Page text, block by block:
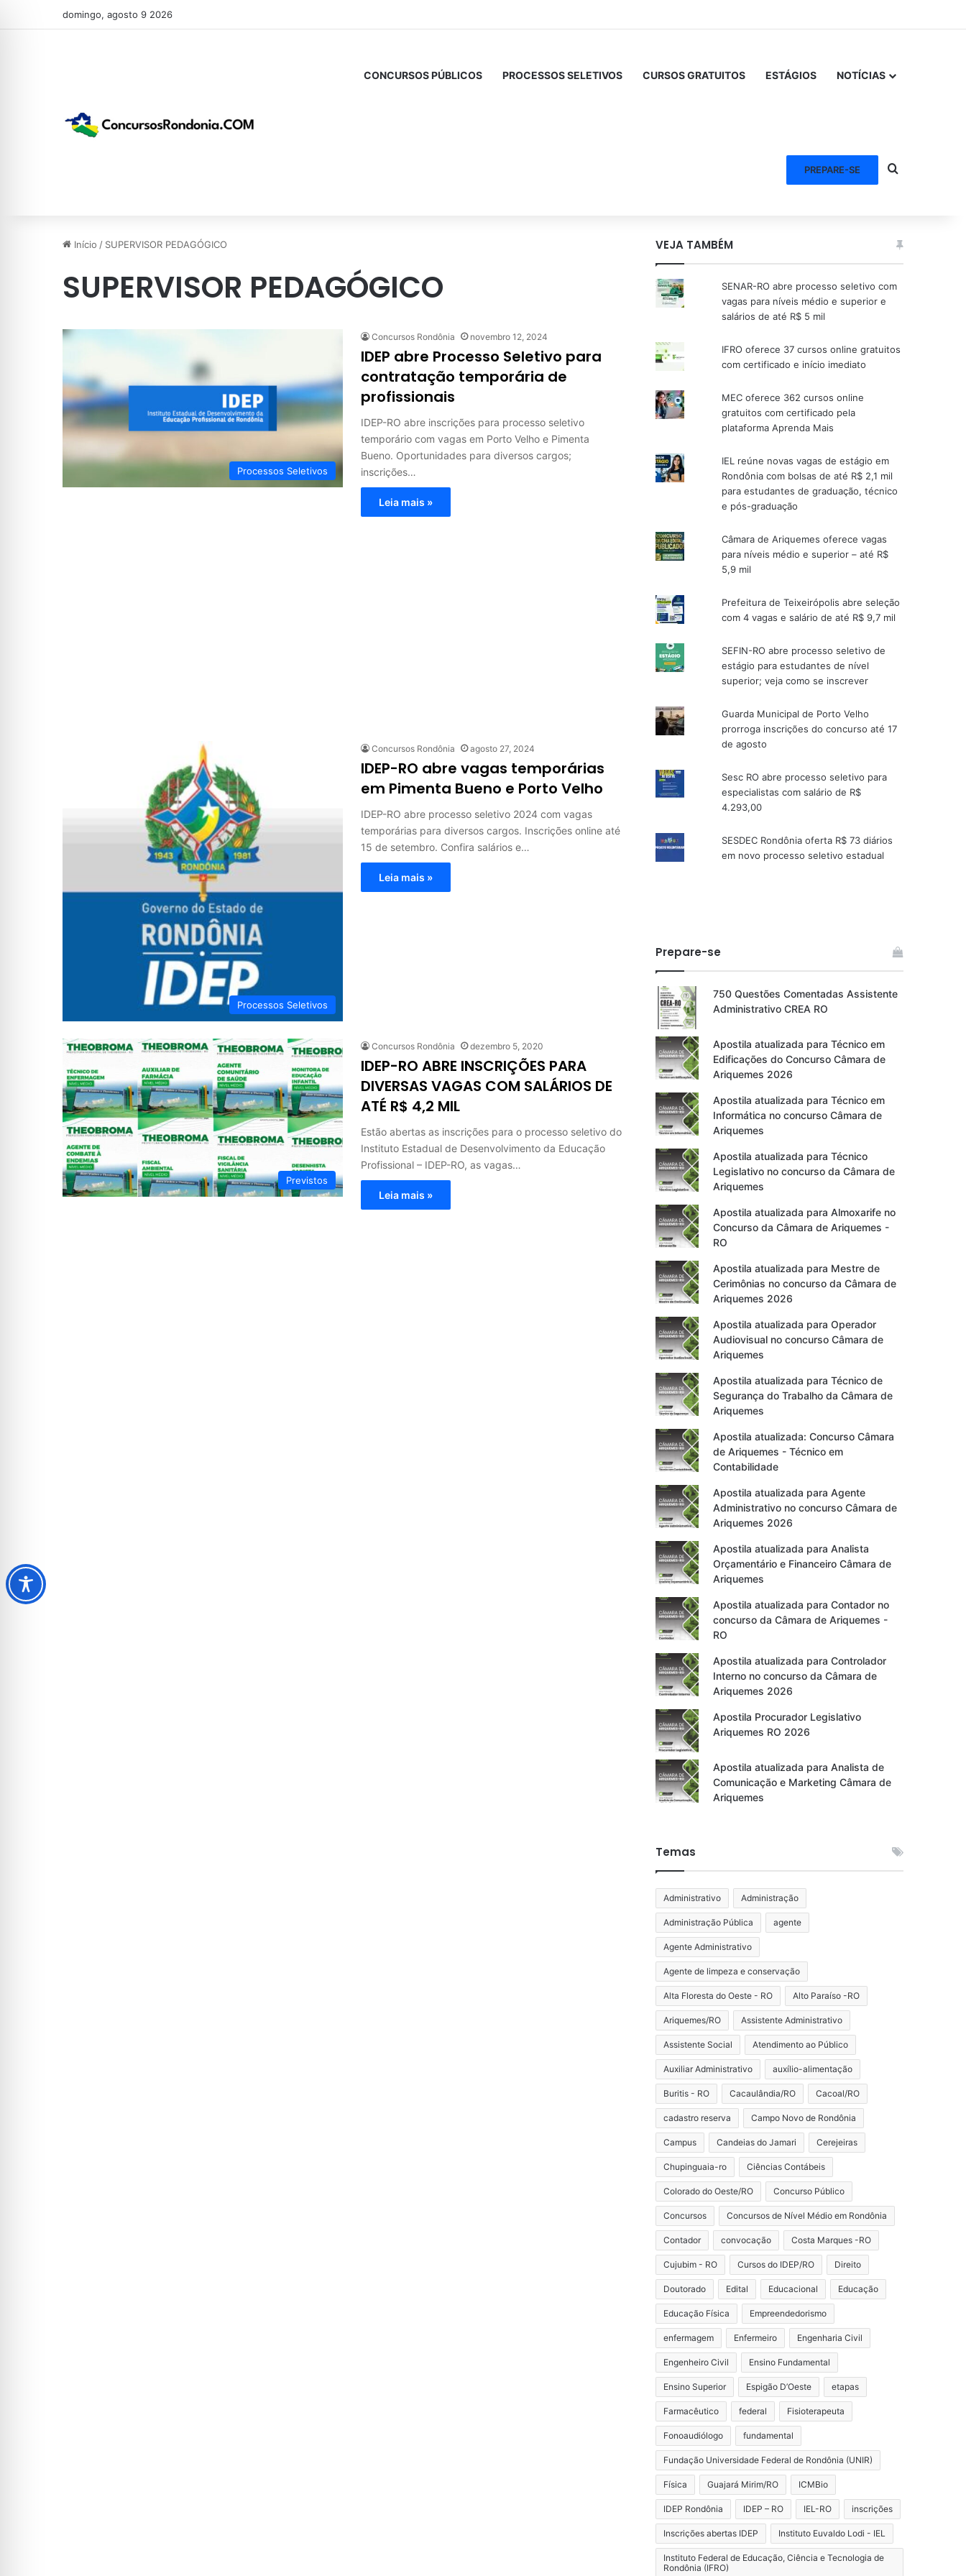
domingo, agosto 9 2026
CONCURSOS PÚBLICOS PROCESSOS SELETIVOS CURSOS GRATUITOS ESTÁGIOS NOTÍCIAS
PREPARE-SE Procurar por
Início / SUPERVISOR PEDAGÓGICO
SUPERVISOR PEDAGÓGICO
Processos Seletivos
Concursos Rondônia novembro 12, 2024
IDEP abre Processo Seletivo para
contratação temporária de
profissionais
IDEP-RO abre inscrições para processo seletivo
temporário com vagas em Porto Velho e Pimenta
Bueno. Oportunidades para diversos cargos;
inscrições…
Leia mais »
Processos Seletivos
Concursos Rondônia agosto 27, 2024
IDEP-RO abre vagas temporárias
em Pimenta Bueno e Porto Velho
IDEP-RO abre processo seletivo 2024 com vagas
temporárias para diversos cargos. Inscrições online até
15 de setembro. Confira salários e…
Leia mais »
Previstos
Concursos Rondônia dezembro 5, 2020
IDEP-RO ABRE INSCRIÇÕES PARA
DIVERSAS VAGAS COM SALÁRIOS DE
ATÉ R$ 4,2 MIL
Estão abertas as inscrições para o processo seletivo do
Instituto Estadual de Desenvolvimento da Educação
Profissional – IDEP-RO, as vagas…
Leia mais »
VEJA TAMBÉM
SENAR-RO abre processo seletivo com
vagas para níveis médio e superior e
salários de até R$ 5 mil
IFRO oferece 37 cursos online gratuitos
com certificado e início imediato
MEC oferece 362 cursos online
gratuitos com certificado pela
plataforma Aprenda Mais
IEL reúne novas vagas de estágio em
Rondônia com bolsas de até R$ 2,1 mil
para estudantes de graduação, técnico
e pós-graduação
Câmara de Ariquemes oferece vagas
para níveis médio e superior – até R$
5,9 mil
Prefeitura de Teixeirópolis abre seleção
com 4 vagas e salário de até R$ 9,7 mil
SEFIN-RO abre processo seletivo de
estágio para estudantes de nível
superior; veja como se inscrever
Guarda Municipal de Porto Velho
prorroga inscrições do concurso até 17
de agosto
Sesc RO abre processo seletivo para
especialistas com salário de R$
4.293,00
SESDEC Rondônia oferta R$ 73 diários
em novo processo seletivo estadual
Prepare-se
750 Questões Comentadas Assistente
Administrativo CREA RO
Apostila atualizada para Técnico em
Edificações do Concurso Câmara de
Ariquemes 2026
Apostila atualizada para Técnico em
Informática no concurso Câmara de
Ariquemes
Apostila atualizada para Técnico
Legislativo no concurso da Câmara de
Ariquemes
Apostila atualizada para Almoxarife no
Concurso da Câmara de Ariquemes -
RO
Apostila atualizada para Mestre de
Cerimônias no concurso da Câmara de
Ariquemes 2026
Apostila atualizada para Operador
Audiovisual no concurso Câmara de
Ariquemes
Apostila atualizada para Técnico de
Segurança do Trabalho da Câmara de
Ariquemes
Apostila atualizada: Concurso Câmara
de Ariquemes - Técnico em
Contabilidade
Apostila atualizada para Agente
Administrativo no concurso Câmara de
Ariquemes 2026
Apostila atualizada para Analista
Orçamentário e Financeiro Câmara de
Ariquemes
Apostila atualizada para Contador no
concurso da Câmara de Ariquemes -
RO
Apostila atualizada para Controlador
Interno no concurso da Câmara de
Ariquemes 2026
Apostila Procurador Legislativo
Ariquemes RO 2026
Apostila atualizada para Analista de
Comunicação e Marketing Câmara de
Ariquemes
Temas
Administrativo Administração
Administração Pública agente
Agente Administrativo
Agente de limpeza e conservação
Alta Floresta do Oeste - RO Alto Paraíso -RO
Ariquemes/RO Assistente Administrativo
Assistente Social Atendimento ao Público
Auxiliar Administrativo auxílio-alimentação
Buritis - RO Cacaulândia/RO Cacoal/RO
cadastro reserva Campo Novo de Rondônia
Campus Candeias do Jamari Cerejeiras
Chupinguaia-ro Ciências Contábeis
Colorado do Oeste/RO Concurso Público
Concursos Concursos de Nível Médio em Rondônia
Contador convocação Costa Marques -RO
Cujubim - RO Cursos do IDEP/RO Direito
Doutorado Edital Educacional Educação
Educação Física Empreendedorismo
enfermagem Enfermeiro Engenharia Civil
Engenheiro Civil Ensino Fundamental
Ensino Superior Espigão D’Oeste etapas
Farmacêutico federal Fisioterapeuta
Fonoaudiólogo fundamental
Fundação Universidade Federal de Rondônia (UNIR)
Física Guajará Mirim/RO ICMBio
IDEP Rondônia IDEP – RO IEL-RO inscrições
Inscrições abertas IDEP Instituto Euvaldo Lodi - IEL
Instituto Federal de Educação, Ciência e Tecnologia de
Rondônia (IFRO)